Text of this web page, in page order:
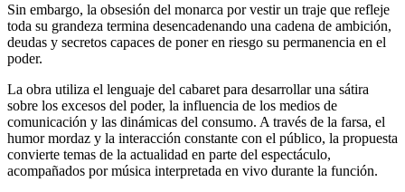
Sin embargo, la obsesión del monarca por vestir un traje que refleje
toda su grandeza termina desencadenando una cadena de ambición,
deudas y secretos capaces de poner en riesgo su permanencia en el
poder.
La obra utiliza el lenguaje del cabaret para desarrollar una sátira
sobre los excesos del poder, la influencia de los medios de
comunicación y las dinámicas del consumo. A través de la farsa, el
humor mordaz y la interacción constante con el público, la propuesta
convierte temas de la actualidad en parte del espectáculo,
acompañados por música interpretada en vivo durante la función.